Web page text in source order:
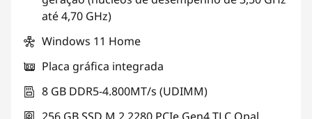
até 4,70 GHz)
Windows 11 Home
Placa gráfica integrada
8 GB DDR5-4.800MT/s (UDIMM)